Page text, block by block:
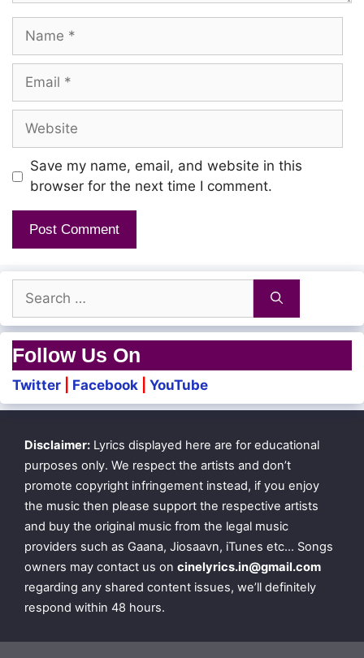
Name
Email
Website
Save my name, email, and website in this
browser for the next time I comment.
Search
for:
Follow Us On
Twitter Facebook YouTube
Disclaimer: Lyrics displayed here are for educational
purposes only. We respect the artists and don’t
promote copyright infringement instead, if you enjoy
the music then please support the respective artists
and buy the original music from the legal music
providers such as Gaana, Jiosaavn, iTunes etc… Songs
owners may contact us on cinelyrics.in@gmail.com
regarding any shared content issues, we’ll definitely
respond within 48 hours.